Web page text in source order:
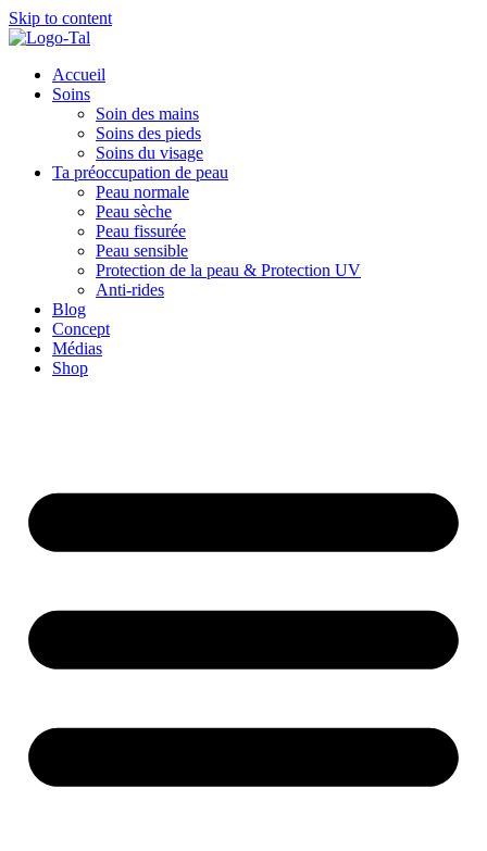
Skip to content
Accueil
Soins
Soin des mains
Soins des pieds
Soins du visage
Ta préoccupation de peau
Peau normale
Peau sèche
Peau fissurée
Peau sensible
Protection de la peau & Protection UV
Anti-rides
Blog
Concept
Médias
Shop